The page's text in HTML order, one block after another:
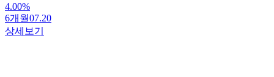
4.00%
6개월07.20
상세보기